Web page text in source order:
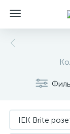
IEK Brite